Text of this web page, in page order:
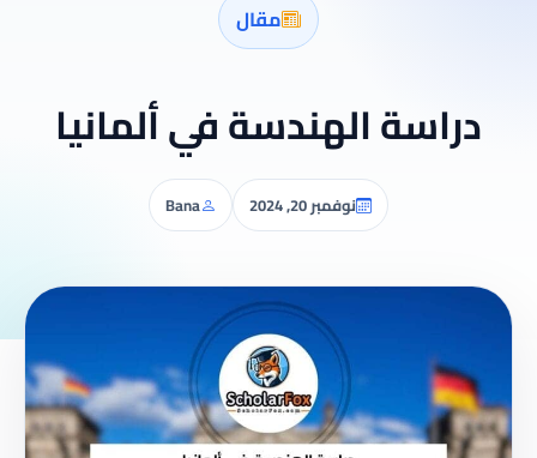
مقال
دراسة الهندسة في ألمانيا
نوفمبر 20, 2024 Bana